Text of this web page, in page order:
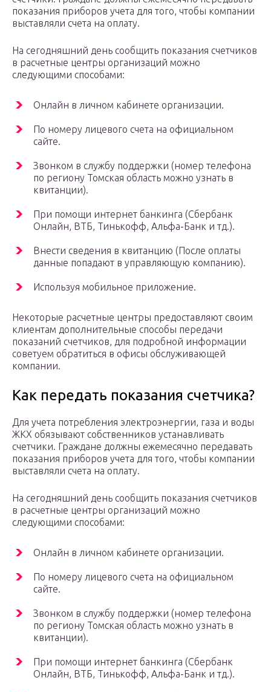
показания приборов учета для того, чтобы компании
выставляли счета на оплату.
На сегодняшний день сообщить показания счетчиков
в расчетные центры организаций можно
следующими способами:
Онлайн в личном кабинете организации.
По номеру лицевого счета на официальном
сайте.
Звонком в службу поддержки (номер телефона
по региону Томская область можно узнать в
квитанции).
При помощи интернет банкинга (Сбербанк
Онлайн, ВТБ, Тинькофф, Альфа-Банк и тд.).
Внести сведения в квитанцию (После оплаты
данные попадают в управляющую компанию).
Используя мобильное приложение.
Некоторые расчетные центры предоставляют своим
клиентам дополнительные способы передачи
показаний счетчиков, для подробной информации
советуем обратиться в офисы обслуживающей
компании.
Как передать показания счетчика?
Для учета потребления электроэнергии, газа и воды
ЖКХ обязывают собственников устанавливать
счетчики. Граждане должны ежемесячно передавать
показания приборов учета для того, чтобы компании
выставляли счета на оплату.
На сегодняшний день сообщить показания счетчиков
в расчетные центры организаций можно
следующими способами:
Онлайн в личном кабинете организации.
По номеру лицевого счета на официальном
сайте.
Звонком в службу поддержки (номер телефона
по региону Томская область можно узнать в
квитанции).
При помощи интернет банкинга (Сбербанк
Онлайн, ВТБ, Тинькофф, Альфа-Банк и тд.).